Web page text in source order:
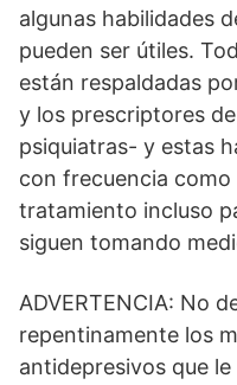
algunas habilidades
pueden ser útiles.
están respaldadas
y los prescriptores
psiquiatras- y estas
con frecuencia
tratamiento incluso
siguen tomando
ADVERTENCIA: No
repentinamente los
antidepresivos que